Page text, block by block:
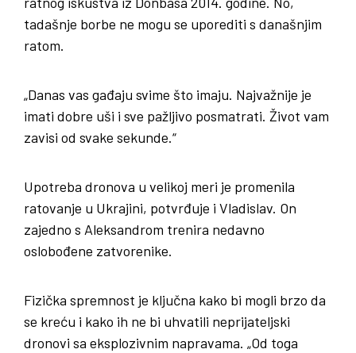
tadašnje borbe ne mogu se uporediti s današnjim
ratom.
„Danas vas gađaju svime što imaju. Najvažnije je
imati dobre uši i sve pažljivo posmatrati. Život vam
zavisi od svake sekunde.“
Upotreba dronova u velikoj meri je promenila
ratovanje u Ukrajini, potvrđuje i Vladislav. On
zajedno s Aleksandrom trenira nedavno
oslobođene zatvorenike.
Fizička spremnost je ključna kako bi mogli brzo da
se kreću i kako ih ne bi uhvatili neprijateljski
dronovi sa eksplozivnim napravama. „Od toga